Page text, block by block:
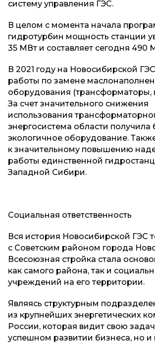
систему управления ГЭС.
В целом с момента начала
гидротурбин мощность станции
35 МВт и составляет сегодня 490
В 2021 году на Новосибирской
работы по замене
оборудования (трансформаторы,
За счет значительного снижения
использования
энергосистема области получила
экологичное оборудование.
к значительному повышению
работы единственной
Западной Сибири.
Социальная ответственность
Вся история Новосибирской ГЭС
с Советским районом города
Всесоюзная стройка стала
как самого района, так и
учреждений на его территории.
Являясь структурным
из крупнейших энергетических
России, которая видит свою
успешном развитии бизнеса, но и